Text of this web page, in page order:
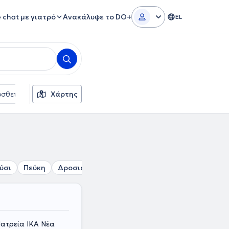
chat με γιατρό Ανακάλυψε το DO+ EL
φίλτρα Γλώσσες
Χάρτης
Πεύκη Δροσιά
ΙΚΑ Νέα